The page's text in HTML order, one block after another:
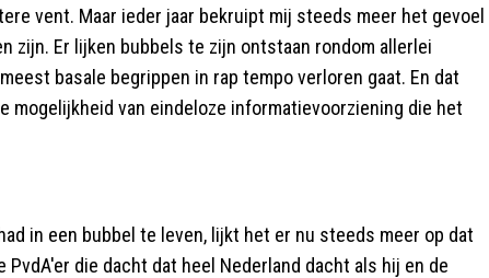
vent. Maar ieder jaar bekruipt mij steeds meer het gevoel
zijn. Er lijken bubbels te zijn ontstaan rondom allerlei
basale begrippen in rap tempo verloren gaat. En dat
van eindeloze informatievoorziening die het
in een bubbel te leven, lijkt het er nu steeds meer op dat
die dacht dat heel Nederland dacht als hij en de